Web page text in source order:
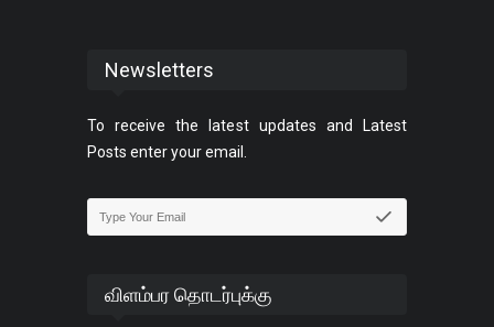
Newsletters
To receive the latest updates and Latest
Posts enter your email.
விளம்பர தொடர்புக்கு